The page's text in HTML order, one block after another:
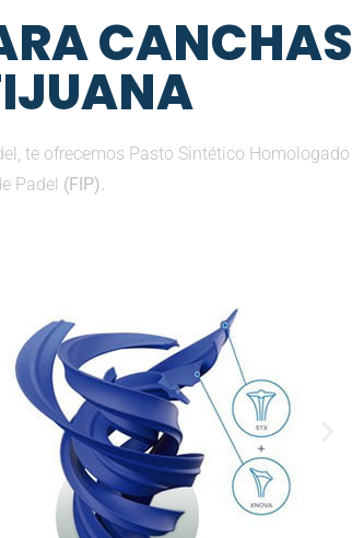
CANCHAS
te ofrecemos Pasto Sintético Homologado
Padel (FIP).